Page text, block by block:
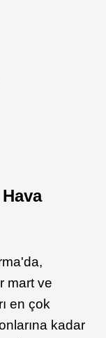
mart ve
en çok
kadar